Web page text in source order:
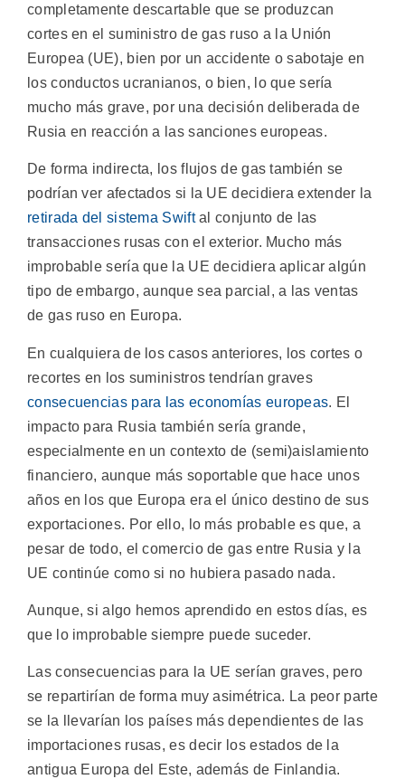
completamente descartable que se produzcan
cortes en el suministro de gas ruso a la Unión
Europea (UE), bien por un accidente o sabotaje en
los conductos ucranianos, o bien, lo que sería
mucho más grave, por una decisión deliberada de
Rusia en reacción a las sanciones europeas.
De forma indirecta, los flujos de gas también se
podrían ver afectados si la UE decidiera extender la
retirada del sistema Swiftal conjunto de las
transacciones rusas con el exterior. Mucho más
improbable sería que la UE decidiera aplicar algún
tipo de embargo, aunque sea parcial, a las ventas
de gas ruso en Europa.
En cualquiera de los casos anteriores, los cortes o
recortes en los suministros tendrían graves
consecuencias para las economías europeas. El
impacto para Rusia también sería grande,
especialmente en un contexto de (semi)aislamiento
financiero, aunque más soportable que hace unos
años en los que Europa era el único destino de sus
exportaciones. Por ello, lo más probable es que, a
pesar de todo, el comercio de gas entre Rusia y la
UE continúe como si no hubiera pasado nada.
Aunque, si algo hemos aprendido en estos días, es
que lo improbable siempre puede suceder.
Las consecuencias para la UE serían graves, pero
se repartirían de forma muy asimétrica. La peor parte
se la llevarían los países más dependientes de las
importaciones rusas, es decir los estados de la
antigua Europa del Este, además de Finlandia.